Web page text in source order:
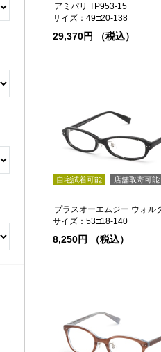
アミパリ TP953-15
サイズ：49□20-138
29,370円 （税込）
自宅試着可能 店舗取寄可能
サイズ：53□18-140
8,250円 （税込）